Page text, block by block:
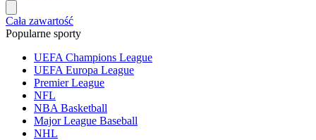
Cała zawartość
Popularne sporty
UEFA Champions League
UEFA Europa League
Premier League
NFL
NBA Basketball
Major League Baseball
NHL